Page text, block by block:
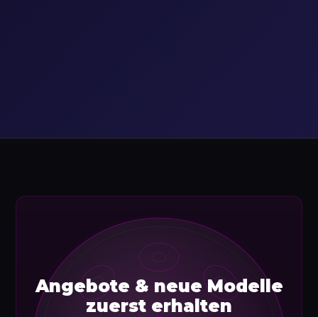
Angebote & neue Modelle
zuerst erhalten